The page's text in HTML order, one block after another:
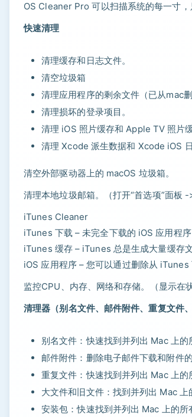
OS Cleaner Pro 可以扫描系统的每一寸
快速清理
清理缓存和日志文件。
清空垃圾箱
清理应用程序的剩余文件（已从mac删
清理损坏的登录项目。
清理 iOS 照片缓存和 Apple TV 照片缓
清理 Xcode 派生数据和 Xcode iOS 日
清空外部驱动器上的 macOS 垃圾箱。
清理本地垃圾邮箱。（打开“首选项”面板 -
iTunes Cleaner
iTunes 下载 – 未完全下载的 iOS 应用程
iTunes 缓存 – iTunes 总是生成大量缓存
iOS 应用程序 – 您可以通过删除从 iTunes
监控CPU、内存、网络和存储。（显示在
清理器（别名文件、邮件附件、重复文件
别名文件：快速找到并列出 Mac 上的
邮件附件：删除电子邮件下载和附件的
重复文件：快速找到并列出 Mac 上的
大文件和旧文件：找到并列出 Mac 上
安装包：快速找到并列出 Mac 上的所